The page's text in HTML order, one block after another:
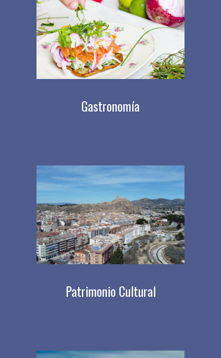
Gastronomía
Patrimonio Cultural